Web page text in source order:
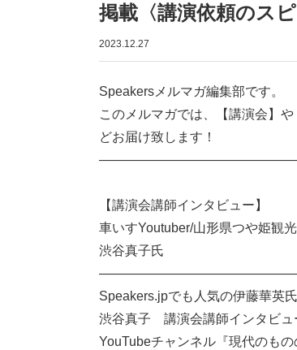
掲載〈講演依頼のスピ
2023.12.27
Speakersメルマガ編集部です。
このメルマガでは、【講演会】
どお届け致します！
【講演会講師インタビュー】
車いすYoutuber/山形県つや姫観
渋谷真子氏
Speakers.jpでも人気の伊藤華英
渋谷真子 講演会講師インタビュ
YouTubeチャンネル『現代のも